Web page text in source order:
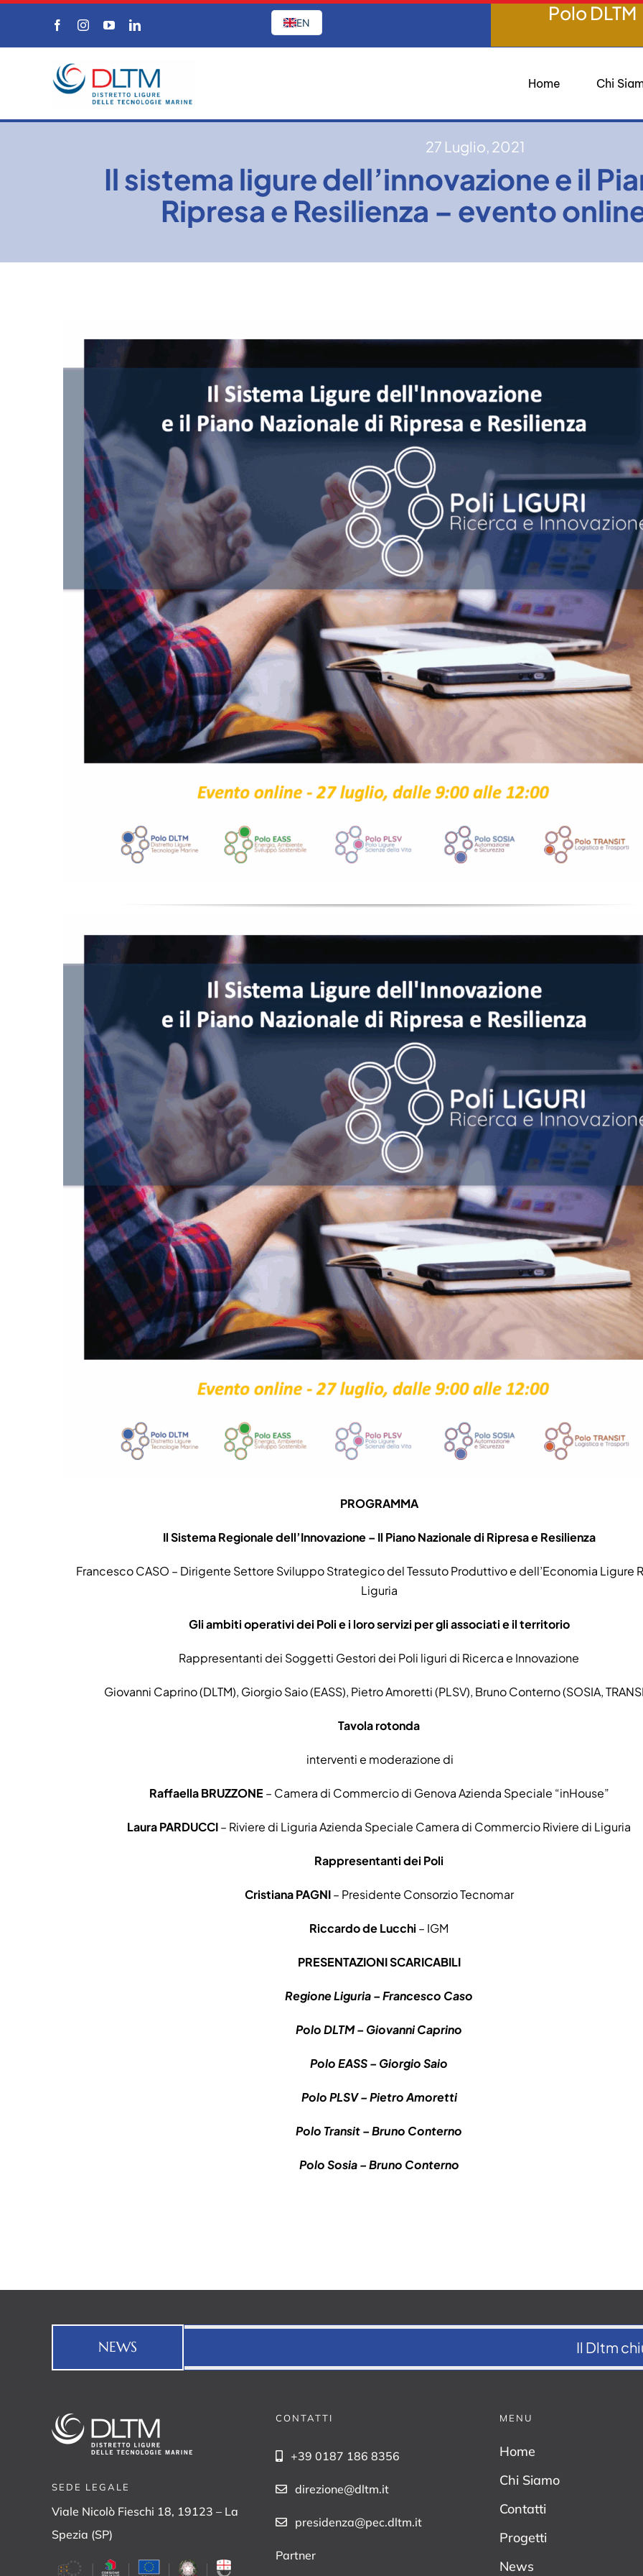
contenuto
EN Polo DLTM
Home Chi
27 Luglio, 2021
Il sistema ligure dell’innovazione e il
Ripresa e Resilienza – evento
PROGRAMMA
Il Sistema Regionale dell’Innovazione – Il Piano Nazionale di Ripresa e Resilienza
Francesco CASO – Dirigente Settore Sviluppo Strategico del Tessuto Produttivo e dell’Economia Ligure
Liguria
Gli ambiti operativi dei Poli e i loro servizi per gli associati e il territorio
Rappresentanti dei Soggetti Gestori dei Poli liguri di Ricerca e Innovazione
Giovanni Caprino (DLTM), Giorgio Saio (EASS), Pietro Amoretti (PLSV), Bruno Conterno (SOSIA,
Tavola rotonda
interventi e moderazione di
Raffaella BRUZZONE – Camera di Commercio di Genova Azienda Speciale “inHouse”
Laura PARDUCCI– Riviere di Liguria Azienda Speciale Camera di Commercio Riviere di Liguria
Rappresentanti dei Poli
Cristiana PAGNI– Presidente Consorzio Tecnomar
Riccardo de Lucchi – IGM
PRESENTAZIONI SCARICABILI
Regione Liguria – Francesco Caso
Polo DLTM – Giovanni Caprino
Polo EASS – Giorgio Saio
Polo PLSV – Pietro Amoretti
Polo Transit – Bruno Conterno
Polo Sosia – Bruno Conterno
NEWS Il Dltm chiude
SEDE LEGALE
Viale Nicolò Fieschi 18, 19123 – La
Spezia (SP)
CONTATTI
+39 0187 186 8356
direzione@dltm.it
presidenza@pec.dltm.it
Partner
MENU
Home
Chi Siamo
Contatti
Progetti
News